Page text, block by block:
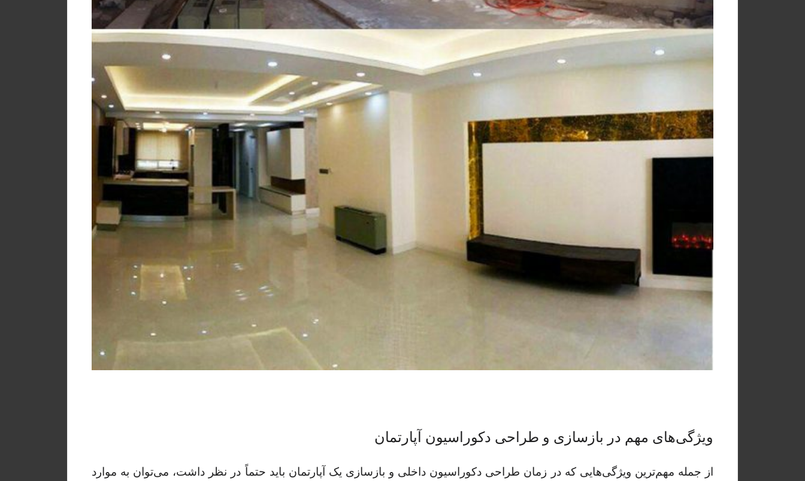
ویژگی‌های مهم در بازسازی و طراحی دکوراسیون آپارتمان
از جمله مهم‌ترین ویژگی‌هایی که در زمان طراحی دکوراسیون داخلی و بازسازی یک آپارتمان باید حتماً در نظر داشت، می‌توان به موارد